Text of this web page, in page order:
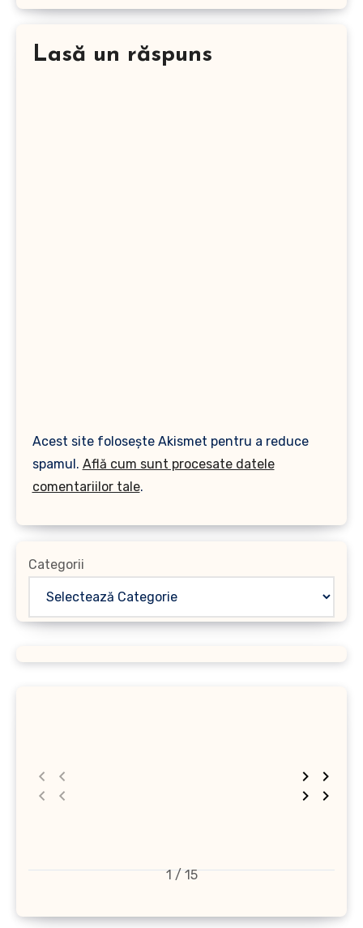
Lasă un răspuns
Acest site folosește Akismet pentru a reduce
spamul. Află cum sunt procesate datele
comentariilor tale.
Categorii
1 / 15